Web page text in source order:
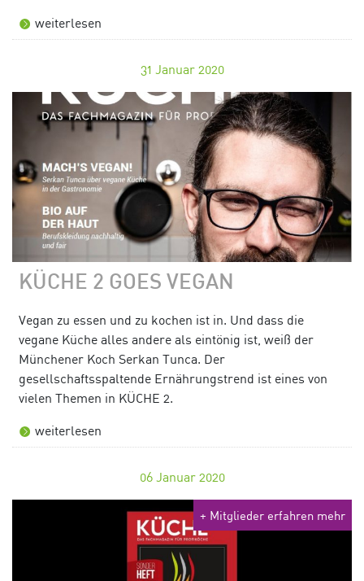
weiterlesen
31 Januar 2020
KÜCHE 2 GOES VEGAN
Vegan zu essen und zu kochen ist in. Und dass die
vegane Küche alles andere als eintönig ist, weiß der
Münchener Koch Serkan Tunca. Der
gesellschaftsspaltende Ernährungstrend ist eines von
vielen Themen in KÜCHE 2.
weiterlesen
06 Januar 2020
+ Mitglieder erfahren mehr